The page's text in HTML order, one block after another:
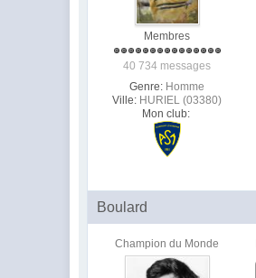
Membres
40 734 messages
Genre: Homme
Ville: HURIEL (03380)
Mon club:
Boulard
Champion du Monde